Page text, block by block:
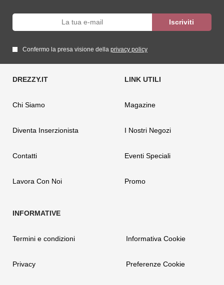
Confermo la presa visione della privacy policy
Chi Siamo
Diventa Inserzionista
Contatti
Lavora Con Noi
Magazine
I Nostri Negozi
Eventi Speciali
Promo
Termini e condizioni
Privacy
Informativa Cookie
Preferenze Cookie